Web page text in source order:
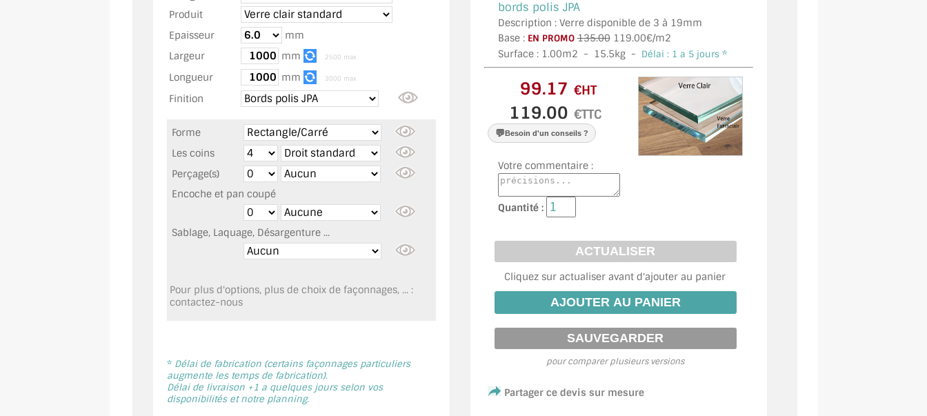
Produit
Epaisseur
mm
Largeur
mm 2500 max
Longueur mm 3000 max
Finition
Forme
Les coins
Perçage(s)
Encoche et pan coupé
Sablage, Laquage, Désargenture ...
Pour plus d'options, plus de choix de façonnages, ... :
contactez-nous
* Délai de fabrication (certains façonnages particuliers
augmente les temps de fabrication).
Délai de livraison +1 a quelques jours selon vos
disponibilités et notre planning.
bords polis JPA
Description : Verre disponible de 3 à 19mm
Base : EN PROMO 135.00119.00€/m2
Surface : 1.00m2 - 15.5kg - Délai : 1 a 5 jours *
€HT
€TTC
💬Besoin d'un conseils ?
Votre commentaire :
Quantité :
Cliquez sur actualiser avant d'ajouter au panier
pour comparer plusieurs versions
Partager ce devis sur mesure